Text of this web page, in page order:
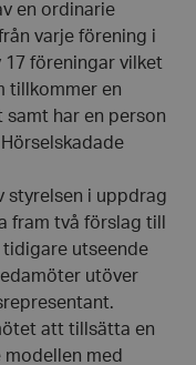
en ordinarie
varje förening i
föreningar vilket
tillkommer en
har en person
styrelsen i uppdrag
fram två förslag till
utseende
utöver
att tillsätta en
med